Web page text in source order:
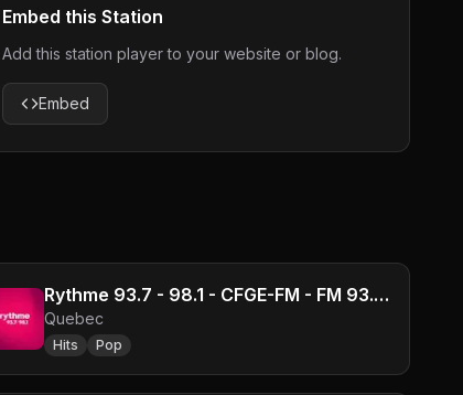
Embed this Station
Add this station player to your website or blog.
Embed
Rythme 93.7 - 98.1 - CFGE-FM - FM 93.7 - Sherbrooke, QC
Quebec
Hits Pop